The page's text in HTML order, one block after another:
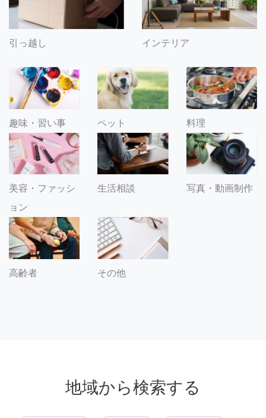
引っ越し インテリア
趣味・習い事 ペット 料理
美容・ファッシ
ョン
生活相談 写真・動画制作
高齢者 その他
地域から検索する